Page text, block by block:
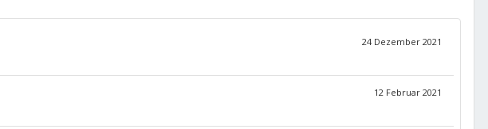
24 Dezember 2021
12 Februar 2021